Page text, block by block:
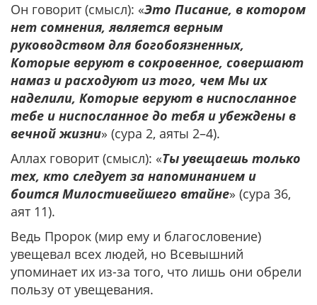
Он говорит (смысл): «Это Писание, в котором
нет сомнения, является верным
руководством для богобоязненных,
Которые веруют в сокровенное, совершают
намаз и расходуют из того, чем Мы их
наделили, Которые веруют в ниспосланное
тебе и ниспосланное до тебя и убеждены в
вечной жизни» (сура 2, аяты 2–4).
Аллах говорит (смысл): «Ты увещаешь только
тех, кто следует за напоминанием и
боится Милостивейшего втайне» (сура 36,
аят 11).
Ведь Пророк (мир ему и благословение)
увещевал всех людей, но Всевышний
упоминает их из-за того, что лишь они обрели
пользу от увещевания.